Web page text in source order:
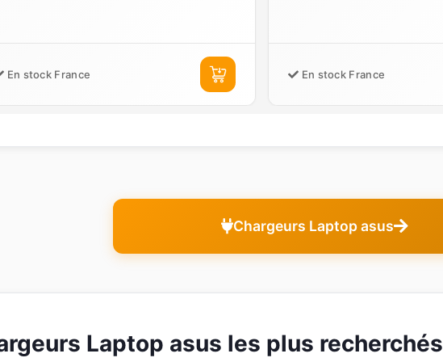
En stock France En stock France
Chargeurs Laptop asus
Laptop asus les plus recherchés